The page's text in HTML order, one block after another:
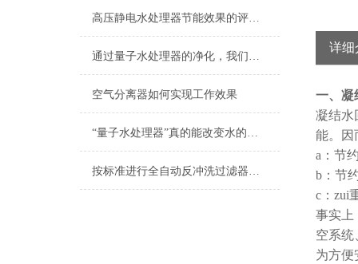
高压静电水处理器节能效果的评估方法
通过量子水处理器的净化，我们喝上了更健康、更有益于生命的水
空气分离器如何实现工作效果
“量子水处理器”真的能改变水的性质吗？科学原理深度解析
按标准进行全自动反冲洗过滤器的使用
详细
一、凝
凝结水
能。因
a：节
b：节
c：zui
事实上
空系统
为方便